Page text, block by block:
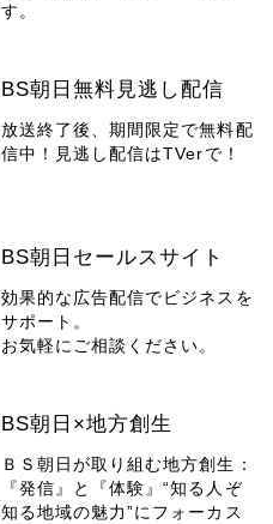
す。
BS朝日無料見逃し配信
放送終了後、期間限定で無料配
信中！見逃し配信はTVerで！
BS朝日セールスサイト
効果的な広告配信でビジネスを
サポート。
お気軽にご相談ください。
BS朝日×地方創生
ＢＳ朝日が取り組む地方創生：
『発信』と『体験』“知る人ぞ
知る地域の魅力”にフォーカス